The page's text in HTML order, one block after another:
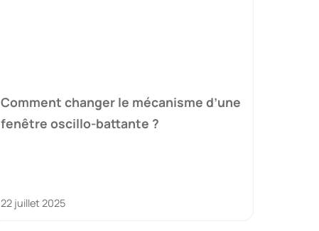
Comment changer le mécanisme d’une
fenêtre oscillo-battante ?
22 juillet 2025